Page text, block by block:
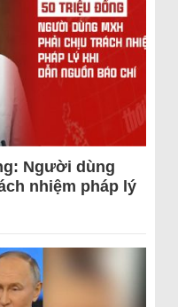
Người dùng
nhiệm pháp lý